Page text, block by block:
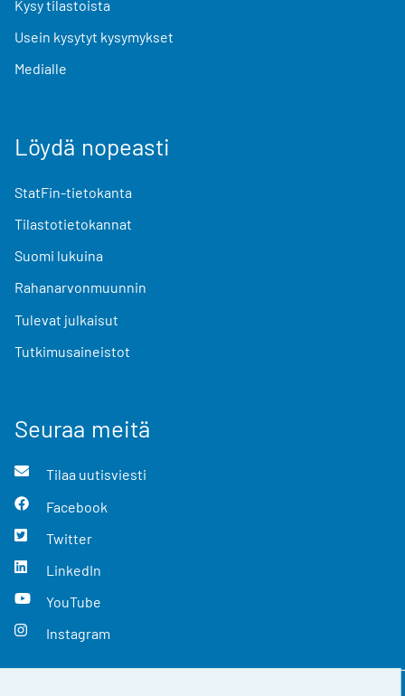
Kysy tilastoista
Usein kysytyt kysymykset
Medialle
Löydä nopeasti
StatFin-tietokanta
Tilastotietokannat
Suomi lukuina
Rahanarvonmuunnin
Tulevat julkaisut
Tutkimusaineistot
Seuraa meitä
Tilaa uutisviesti
Facebook
Twitter
LinkedIn
YouTube
Instagram